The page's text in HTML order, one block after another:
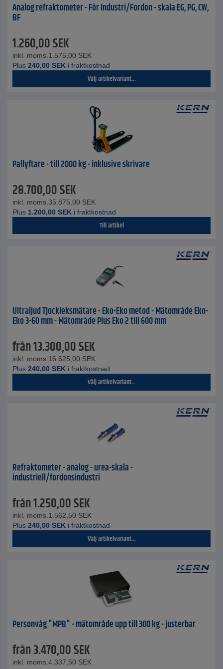
Analog refraktometer - För Industri/Fordon - skala EG, PG, CW,
BF
1.260,00SEK
inkl. moms. 1.575,00 SEK
Plus 240,00 SEK i fraktkostnad
Välj artikelvariant...
Pallyftare - till 2000 kg - inklusive skrivare
28.700,00SEK
inkl. moms. 35.875,00 SEK
Plus 1.200,00 SEK i fraktkostnad
Till artikel
Ultraljud Tjockleksmätare - Eko-Eko metod - Mätområde Eko-
Eko 3-60 mm - Mätområde Plus Eko 2 till 600 mm
från13.300,00SEK
inkl. moms. 16.625,00 SEK
Plus 240,00 SEK i fraktkostnad
Välj artikelvariant...
Refraktometer - analog - urea-skala -
industriell/fordonsindustri
från1.250,00SEK
inkl. moms. 1.562,50 SEK
Plus 240,00 SEK i fraktkostnad
Välj artikelvariant...
Personvåg "MPB" - mätområde upp till 300 kg - justerbar
från3.470,00SEK
inkl. moms. 4.337,50 SEK